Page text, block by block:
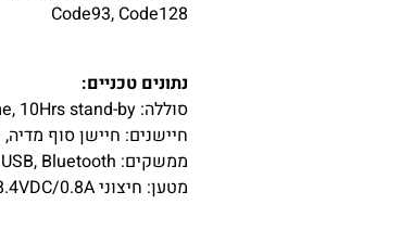
Code93, Code128
נתונים טכניים:
סוללה: 7.4V 1130mAh Li-ion, 2Hrs Charging Time, 10Hrs stand-by
חיישנים: חיישן סוף
ממשקים: Serial(RS-232C), USB, Bluetooth
מטען: חיצוני Output 8.4VDC/0.8A